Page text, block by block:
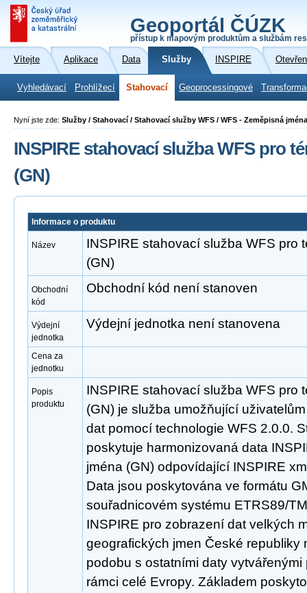
Geoportál ČÚZK
přístup k mapovým produktům a službám
Vítejte Aplikace Data Služby INSPIRE
Vyhledávací Prohlížecí Stahovací Geoprocessingové
Nyní jste zde: Služby / Stahovací / Stahovací služby WFS / WFS - Zeměpisná
INSPIRE stahovací služba WFS pro
(GN)
Informace o produktu
Název
INSPIRE stahovací služba WFS pro
(GN)
Obchodní
kód
Obchodní kód není stanoven
Výdejní
jednotka
Výdejní jednotka není stanovena
Cena za
jednotku
Popis
produktu
INSPIRE stahovací služba WFS pro
(GN) je služba umožňující
dat pomocí technologie WFS 2.0.0.
poskytuje harmonizovaná data
jména (GN) odpovídající INSPIRE
Data jsou poskytována ve formátu
souřadnicovém systému ETRS89/
INSPIRE pro zobrazení dat velkých
geografických jmen České republiky
podobu s ostatními daty vytvářenými
rámci celé Evropy. Základem